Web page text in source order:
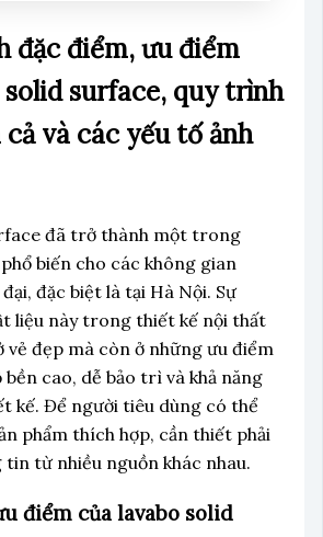
đặc điểm, ưu điểm
solid surface, quy trình
và các yếu tố ảnh
đã trở thành một trong
biến cho các không gian
đặc biệt là tại Hà Nội. Sự
liệu này trong thiết kế nội thất
vẻ đẹp mà còn ở những ưu điểm
cao, dễ bảo trì và khả năng
kế. Để người tiêu dùng có thể
phẩm thích hợp, cần thiết phải
từ nhiều nguồn khác nhau.
điểm của lavabo solid